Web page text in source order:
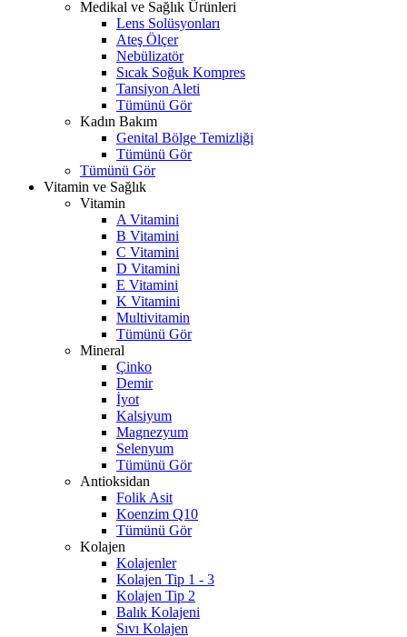
Medikal ve Sağlık Ürünleri
Lens Solüsyonları
Ateş Ölçer
Nebülizatör
Sıcak Soğuk Kompres
Tansiyon Aleti
Tümünü Gör
Kadın Bakım
Genital Bölge Temizliği
Tümünü Gör
Tümünü Gör
Vitamin ve Sağlık
Vitamin
A Vitamini
B Vitamini
C Vitamini
D Vitamini
E Vitamini
K Vitamini
Multivitamin
Tümünü Gör
Mineral
Çinko
Demir
İyot
Kalsiyum
Magnezyum
Selenyum
Tümünü Gör
Antioksidan
Folik Asit
Koenzim Q10
Tümünü Gör
Kolajen
Kolajenler
Kolajen Tip 1 - 3
Kolajen Tip 2
Balık Kolajeni
Sıvı Kolajen